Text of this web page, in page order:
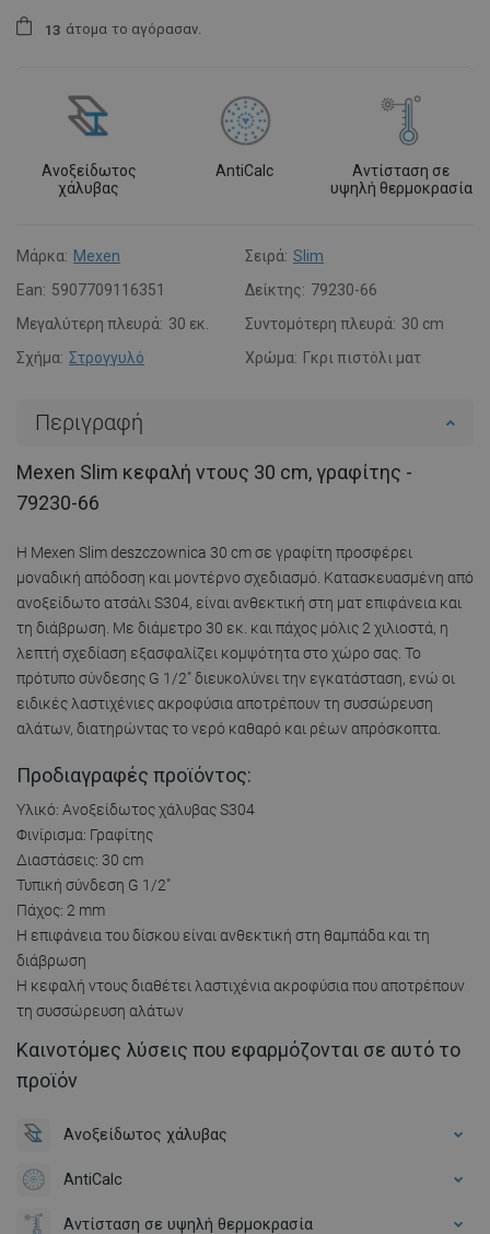
1 3 άτομα το αγόρασαν.
Ανοξείδωτος
χάλυβας
AntiCalc
Αντίσταση σε
υψηλή θερμοκρασία
Μάρκα: Mexen Σειρά: Slim
Ean: 5907709116351 Δείκτης: 79230-66
Μεγαλύτερη πλευρά: 30 εκ. Συντομότερη πλευρά: 30 cm
Σχήμα: Στρογγυλό Χρώμα: Γκρι πιστόλι ματ
Περιγραφή
Mexen Slim κεφαλή ντους 30 cm, γραφίτης -
79230-66
Η Mexen Slim deszczownica 30 cm σε γραφίτη προσφέρει
μοναδική απόδοση και μοντέρνο σχεδιασμό. Κατασκευασμένη από
ανοξείδωτο ατσάλι S304, είναι ανθεκτική στη ματ επιφάνεια και
τη διάβρωση. Με διάμετρο 30 εκ. και πάχος μόλις 2 χιλιοστά, η
λεπτή σχεδίαση εξασφαλίζει κομψότητα στο χώρο σας. Το
πρότυπο σύνδεσης G 1/2" διευκολύνει την εγκατάσταση, ενώ οι
ειδικές λαστιχένιες ακροφύσια αποτρέπουν τη συσσώρευση
αλάτων, διατηρώντας το νερό καθαρό και ρέων απρόσκοπτα.
Προδιαγραφές προϊόντος:
Υλικό: Ανοξείδωτος χάλυβας S304
Φινίρισμα: Γραφίτης
Διαστάσεις: 30 cm
Τυπική σύνδεση G 1/2"
Πάχος: 2 mm
Η επιφάνεια του δίσκου είναι ανθεκτική στη θαμπάδα και τη
διάβρωση
Η κεφαλή ντους διαθέτει λαστιχένια ακροφύσια που αποτρέπουν
τη συσσώρευση αλάτων
Καινοτόμες λύσεις που εφαρμόζονται σε αυτό το
προϊόν
Ανοξείδωτος χάλυβας
AntiCalc
Αντίσταση σε υψηλή θερμοκρασία